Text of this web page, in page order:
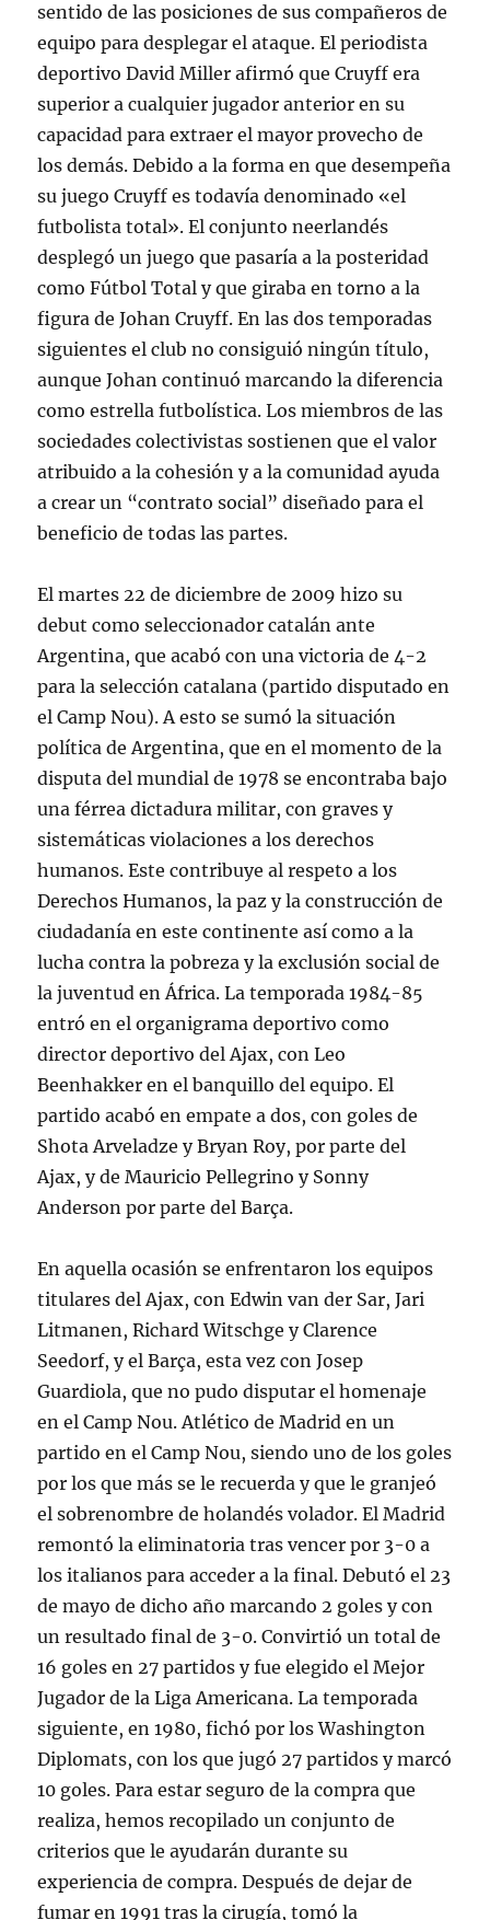
sentido de las posiciones de sus compañeros de
equipo para desplegar el ataque. El periodista
deportivo David Miller afirmó que Cruyff era
superior a cualquier jugador anterior en su
capacidad para extraer el mayor provecho de
los demás. Debido a la forma en que desempeña
su juego Cruyff es todavía denominado «el
futbolista total». El conjunto neerlandés
desplegó un juego que pasaría a la posteridad
como Fútbol Total y que giraba en torno a la
figura de Johan Cruyff. En las dos temporadas
siguientes el club no consiguió ningún título,
aunque Johan continuó marcando la diferencia
como estrella futbolística. Los miembros de las
sociedades colectivistas sostienen que el valor
atribuido a la cohesión y a la comunidad ayuda
a crear un “contrato social” diseñado para el
beneficio de todas las partes.
El martes 22 de diciembre de 2009 hizo su
debut como seleccionador catalán ante
Argentina, que acabó con una victoria de 4-2
para la selección catalana (partido disputado en
el Camp Nou). A esto se sumó la situación
política de Argentina, que en el momento de la
disputa del mundial de 1978 se encontraba bajo
una férrea dictadura militar, con graves y
sistemáticas violaciones a los derechos
humanos. Este contribuye al respeto a los
Derechos Humanos, la paz y la construcción de
ciudadanía en este continente así como a la
lucha contra la pobreza y la exclusión social de
la juventud en África. La temporada 1984-85
entró en el organigrama deportivo como
director deportivo del Ajax, con Leo
Beenhakker en el banquillo del equipo. El
partido acabó en empate a dos, con goles de
Shota Arveladze y Bryan Roy, por parte del
Ajax, y de Mauricio Pellegrino y Sonny
Anderson por parte del Barça.
En aquella ocasión se enfrentaron los equipos
titulares del Ajax, con Edwin van der Sar, Jari
Litmanen, Richard Witschge y Clarence
Seedorf, y el Barça, esta vez con Josep
Guardiola, que no pudo disputar el homenaje
en el Camp Nou. Atlético de Madrid en un
partido en el Camp Nou, siendo uno de los goles
por los que más se le recuerda y que le granjeó
el sobrenombre de holandés volador. El Madrid
remontó la eliminatoria tras vencer por 3-0 a
los italianos para acceder a la final. Debutó el 23
de mayo de dicho año marcando 2 goles y con
un resultado final de 3-0. Convirtió un total de
16 goles en 27 partidos y fue elegido el Mejor
Jugador de la Liga Americana. La temporada
siguiente, en 1980, fichó por los Washington
Diplomats, con los que jugó 27 partidos y marcó
10 goles. Para estar seguro de la compra que
realiza, hemos recopilado un conjunto de
criterios que le ayudarán durante su
experiencia de compra. Después de dejar de
fumar en 1991 tras la cirugía, tomó la